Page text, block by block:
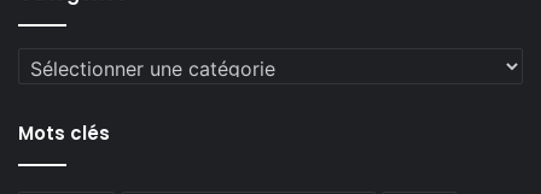
Catégories
Mots clés